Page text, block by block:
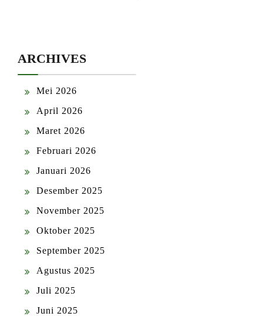
ARCHIVES
Mei 2026
April 2026
Maret 2026
Februari 2026
Januari 2026
Desember 2025
November 2025
Oktober 2025
September 2025
Agustus 2025
Juli 2025
Juni 2025